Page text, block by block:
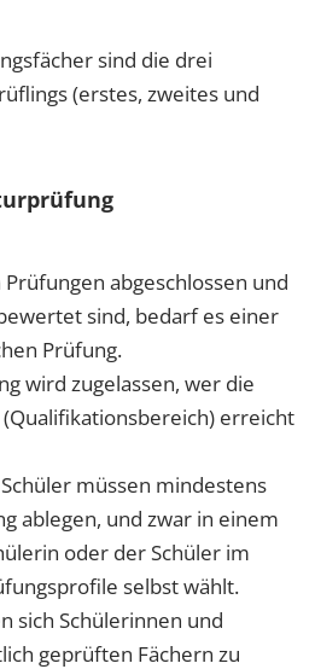
sind die drei
(erstes, zweites und
abgeschlossen und
sind, bedarf es einer
Prüfung.
wird zugelassen, wer die
erreicht
müssen mindestens
ablegen, und zwar in einem
oder der Schüler im
selbst wählt.
sich Schülerinnen und
geprüften Fächern zu